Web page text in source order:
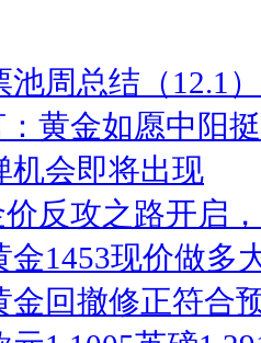
周总结（12.1）
：黄金如愿中阳
机会即将出现
反攻之路开启
金1453现价做多
金回撤修正符合